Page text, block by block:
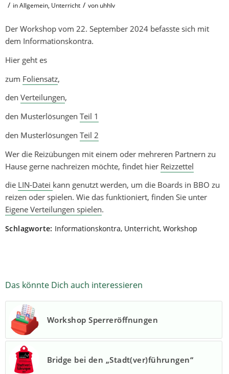
/ inAllgemein, Unterricht / von uhhlv
Der Workshop vom 22. September 2024 befasste sich mit
dem Informationskontra.
Hier geht es
zum Foliensatz,
den Verteilungen,
den Musterlösungen Teil 1
den Musterlösungen Teil 2
Wer die Reizübungen mit einem oder mehreren Partnern zu
Hause gerne nachreizen möchte, findet hier Reizzettel
die LIN-Datei kann genutzt werden, um die Boards in BBO zu
reizen oder spielen. Wie das funktioniert, finden Sie unter
Eigene Verteilungen spielen.
Schlagworte: Informationskontra, Unterricht, Workshop
Das könnte Dich auch interessieren
Workshop Sperreröffnungen
Bridge bei den „Stadt(ver)führungen“